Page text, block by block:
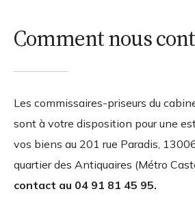
Comment nous
Les commissaires-priseurs du
sont à votre disposition pour une
vos biens au 201 rue Paradis,
quartier des Antiquaires (Métro
contact au 04 91 81 45 95.